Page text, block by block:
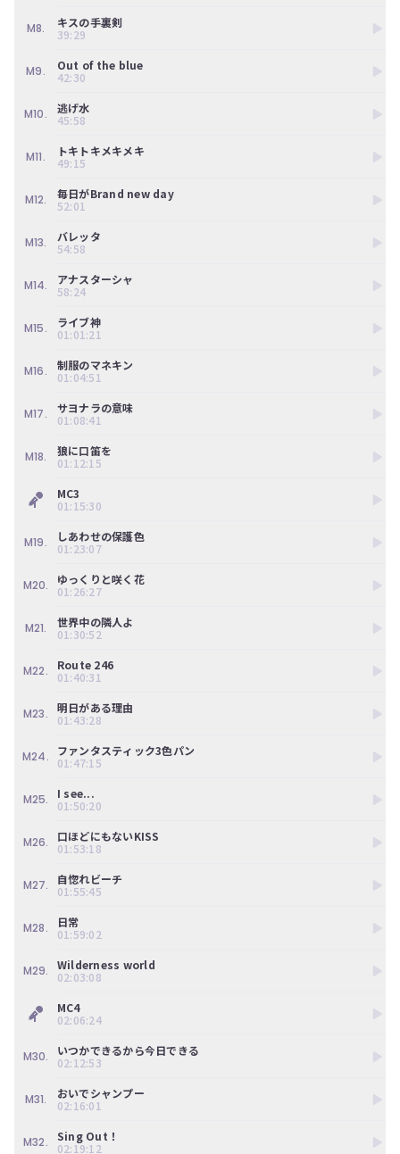
M8.
キスの手裏剣
39:29
M9.
Out of the blue
42:30
M10.
逃げ水
45:58
M11.
トキトキメキメキ
49:15
M12.
毎日がBrand new day
52:01
M13.
バレッタ
54:58
M14.
アナスターシャ
58:24
M15.
ライブ神
01:01:21
M16.
制服のマネキン
01:04:51
M17.
サヨナラの意味
01:08:41
M18.
狼に口笛を
01:12:15
MC3
01:15:30
M19.
しあわせの保護色
01:23:07
M20.
ゆっくりと咲く花
01:26:27
M21.
世界中の隣人よ
01:30:52
M22.
Route 246
01:40:31
M23.
明日がある理由
01:43:28
M24.
ファンタスティック3色パン
01:47:15
M25.
I see...
01:50:20
M26.
口ほどにもないKISS
01:53:18
M27.
自惚れビーチ
01:55:45
M28.
日常
01:59:02
M29.
Wilderness world
02:03:08
MC4
02:06:24
M30.
いつかできるから今日できる
02:12:53
M31.
おいでシャンプー
02:16:01
M32.
Sing Out！
02:19:12